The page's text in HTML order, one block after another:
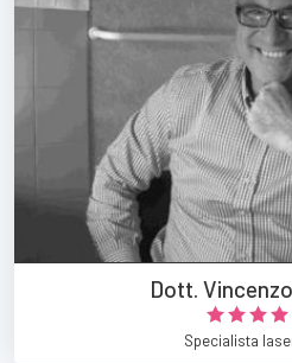
Dott.
Specialista